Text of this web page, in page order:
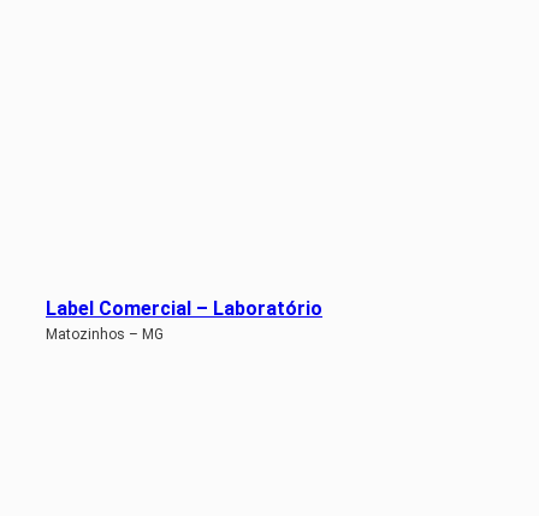
Label Comercial – Laboratório
Matozinhos – MG